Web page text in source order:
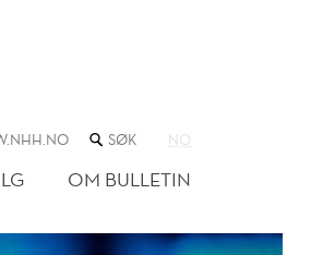
SØK
NETTSTEDET
NO
OM BULLETIN